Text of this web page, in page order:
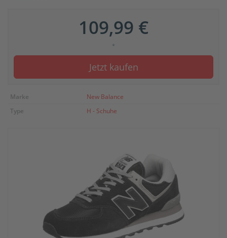
109,99 €
*
Jetzt kaufen
Marke
New Balance
Type
H - Schuhe